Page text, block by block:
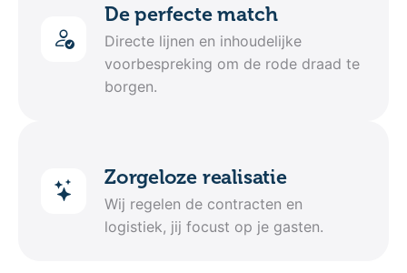
De perfecte match
Directe lijnen en inhoudelijke
voorbespreking om de rode draad te
borgen.
Zorgeloze realisatie
Wij regelen de contracten en
logistiek, jij focust op je gasten.